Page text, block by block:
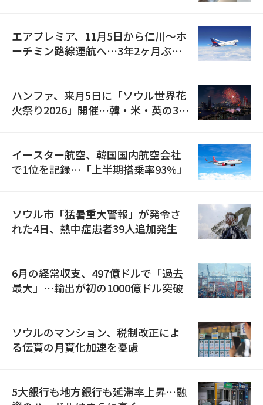
エアプレミア、11月5日から仁川〜ホ
ーチミン路線運航へ…3年2ヶ月ぶり
ハンファ、来月5日に「ソウル世界花
火祭り2026」開催…韓・米・英の3カ
イースター航空、韓国国内航空会社
で1位を記録…「上半期搭乗率93%」
ソウル市「猛暑重大警報」が発令さ
れた4日、熱中症患者39人追加発生
6月の経常収支、497億ドルで「過去
最大」…輸出が初の1000億ドル突破
ソウルのマンション、税制改正によ
る伝貰の月貰化加速を憂慮
5大銀行も地方銀行も延滞率上昇…融